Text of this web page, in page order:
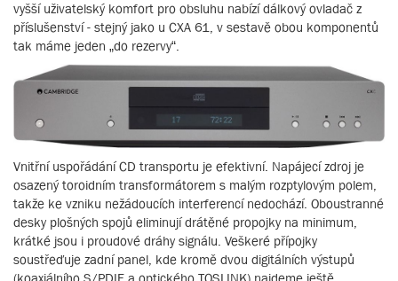
vyšší uživatelský komfort pro obsluhu nabízí dálkový ovladač z
příslušenství - stejný jako u CXA 61, v sestavě obou komponentů
tak máme jeden „do rezervy“.
Vnitřní uspořádání CD transportu je efektivní. Napájecí zdroj je
osazený toroidním transformátorem s malým rozptylovým polem,
takže ke vzniku nežádoucích interferencí nedochází. Oboustranné
desky plošných spojů eliminují drátěné propojky na minimum,
krátké jsou i proudové dráhy signálu. Veškeré přípojky
soustřeďuje zadní panel, kde kromě dvou digitálních výstupů
(koaxiálního S/PDIF a optického TOSLINK) najdeme ještě